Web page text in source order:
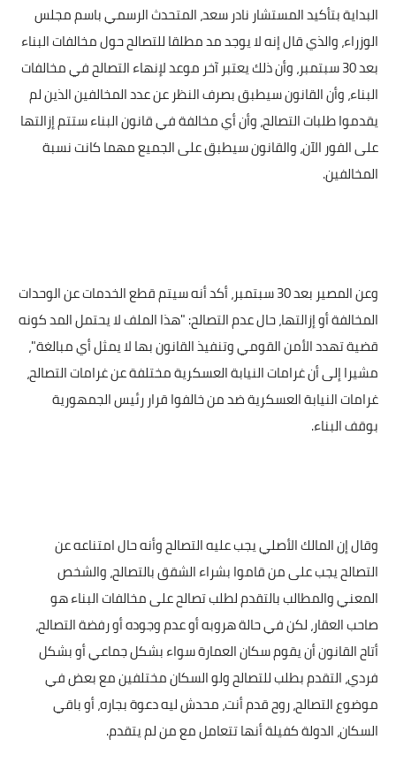
البداية بتأكيد المستشار نادر سعد، المتحدث الرسمي باسم مجلس
الوزراء، والذي قال إنه لا يوجد مد مطلقا للتصالح حول مخالفات البناء
بعد 30 سبتمبر، وأن ذلك يعتبر آخر موعد لإنهاء التصالح في مخالفات
البناء، وأن القانون سيطبق بصرف النظر عن عدد المخالفين الذين لم
يقدموا طلبات التصالح، وأن أي مخالفة في قانون البناء ستتم إزالتها
على الفور الآن، والقانون سيطبق على الجميع مهما كانت نسبة
المخالفين.
وعن المصير بعد 30 سبتمبر، أكد أنه سيتم قطع الخدمات عن الوحدات
المخالفة أو إزالتها، حال عدم التصالح: "هذا الملف لا يحتمل المد كونه
قضية تهدد الأمن القومي وتنفيذ القانون بها لا يمثل أي مبالغة"،
مشيرا إلى أن غرامات النيابة العسكرية مختلفة عن غرامات التصالح،
غرامات النيابة العسكرية ضد من خالفوا قرار رئيس الجمهورية
بوقف البناء.
وقال إن المالك الأصلي يجب عليه التصالح وأنه حال امتناعه عن
التصالح يجب على من قاموا بشراء الشقق بالتصالح، والشخص
المعني والمطالب بالتقدم لطلب تصالح على مخالفات البناء هو
صاحب العقار، لكن في حالة هروبه أو عدم وجوده أو رفضة التصالح،
أتاح القانون أن يقوم سكان العمارة سواء بشكل جماعي أو بشكل
فردي، التقدم بطلب للتصالح ولو السكان مختلفين مع بعض في
موضوع التصالح، روح قدم أنت، محدش ليه دعوة بجاره، أو باقي
السكان، الدولة كفيلة أنها تتعامل مع من لم يتقدم.